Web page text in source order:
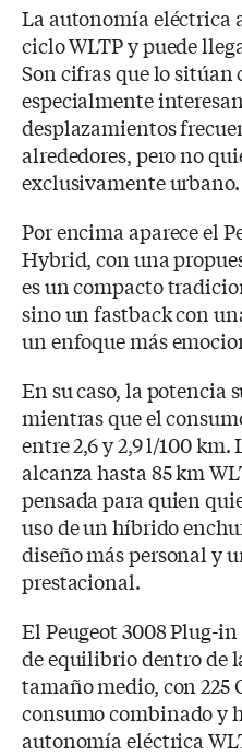
La autonomía eléctrica
ciclo WLTP y puede
Son cifras que lo
especialmente
desplazamientos
alrededores, pero no
exclusivamente urbano.
Por encima aparece el
Hybrid, con una
es un compacto
sino un fastback con
un enfoque más
En su caso, la potencia
mientras que el
entre 2,6 y 2,9 l/100
alcanza hasta 85 km
pensada para quien
uso de un híbrido
diseño más personal y
prestacional.
El Peugeot 3008 Plug-
de equilibrio dentro de
tamaño medio, con 225
consumo combinado y
autonomía eléctrica